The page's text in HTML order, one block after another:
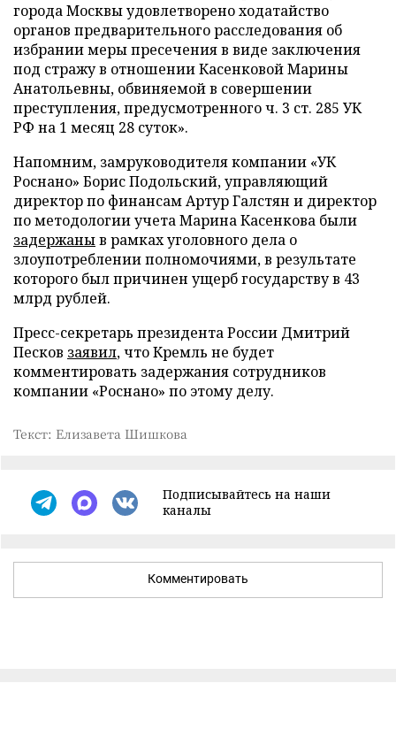
города Москвы удовлетворено ходатайство
органов предварительного расследования об
избрании меры пресечения в виде заключения
под стражу в отношении Касенковой Марины
Анатольевны, обвиняемой в совершении
преступления, предусмотренного ч. 3 ст. 285 УК
РФ на 1 месяц 28 суток».
Напомним, замруководителя компании «УК
Роснано» Борис Подольский, управляющий
директор по финансам Артур Галстян и директор
по методологии учета Марина Касенкова были
задержаныв рамках уголовного дела о
злоупотреблении полномочиями, в результате
которого был причинен ущерб государству в 43
млрд рублей.
Пресс-секретарь президента России Дмитрий
Песков заявил, что Кремль не будет
комментировать задержания сотрудников
компании «Роснано» по этому делу.
Текст: Елизавета Шишкова
Подписывайтесь на наши
каналы
Комментировать